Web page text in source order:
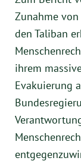
Zunahme
den Taliban
ihrem
Evakuierung